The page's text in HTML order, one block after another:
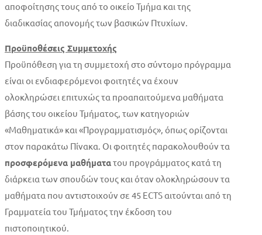
αποφοίτησης τους από το οικείο Τμήμα και της
διαδικασίας απονομής των βασικών Πτυχίων.
Προϋποθέσεις Συμμετοχής
Προϋπόθεση για τη συμμετοχή στο σύντομο πρόγραμμα
είναι οι ενδιαφερόμενοι φοιτητές να έχουν
ολοκληρώσει επιτυχώς τα προαπαιτούμενα μαθήματα
βάσης του οικείου Τμήματος, των κατηγοριών
«Μαθηματικά» και «Προγραμματισμός», όπως ορίζονται
στον παρακάτω Πίνακα. Οι φοιτητές παρακολουθούν τα
προσφερόμενα μαθήματατου προγράμματος κατά τη
διάρκεια των σπουδών τους και όταν ολοκληρώσουν τα
μαθήματα που αντιστοιχούν σε 45 ECTS αιτούνται από τη
Γραμματεία του Τμήματος την έκδοση του
πιστοποιητικού.